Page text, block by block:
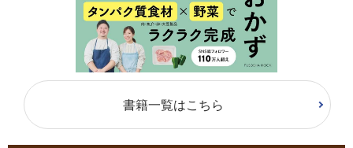
書籍一覧はこちら